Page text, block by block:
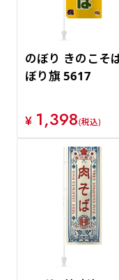
のぼり きのこそ
ぼり旗 5617
¥ 1,398(税込)